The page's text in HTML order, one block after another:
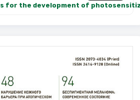
for the development of